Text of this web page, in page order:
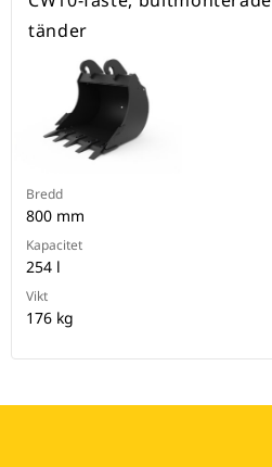
tänder
Bredd
800 mm
Kapacitet
254 l
Vikt
176 kg